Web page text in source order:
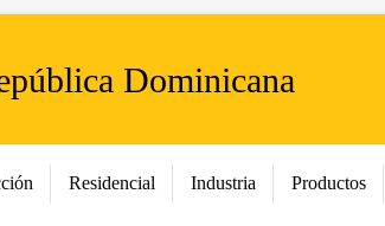
Dominicana
Residencial Industria Productos